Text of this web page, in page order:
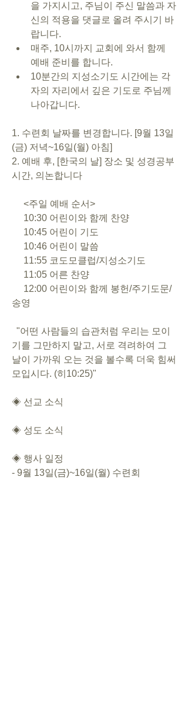
을 가지시고, 주님이 주신 말씀과 자
신의 적용을 댓글로 올려 주시기 바
랍니다.
매주, 10시까지 교회에 와서 함께
예배 준비를 합니다.
10분간의 지성소기도 시간에는 각
자의 자리에서 깊은 기도로 주님께
나아갑니다.
1. 수련회 날짜를 변경합니다. [9월 13일
(금) 저녁~16일(월) 아침]
2. 예배 후, [한국의 날] 장소 및 성경공부
시간, 의논합니다
<주일 예배 순서>
10:30 어린이와 함께 찬양
10:45 어린이 기도
10:46 어린이 말씀
11:55 코도모클럽/지성소기도
11:05 어른 찬양
12:00 어린이와 함께 봉헌/주기도문/
송영
"어떤 사람들의 습관처럼 우리는 모이
기를 그만하지 말고, 서로 격려하여 그
날이 가까워 오는 것을 볼수록 더욱 힘써
모입시다. (히10:25)"
◈ 선교 소식
◈ 성도 소식
◈ 행사 일정
- 9월 13일(금)~16일(월) 수련회